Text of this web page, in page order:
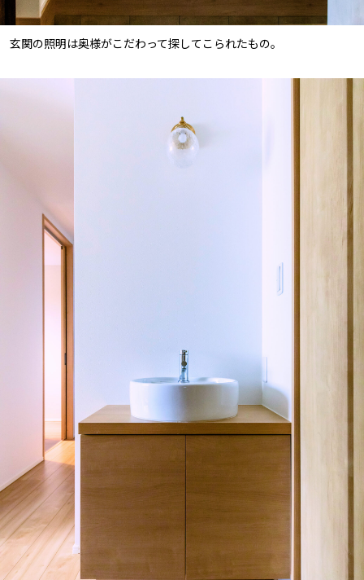
玄関の照明は奥様がこだわって探してこられたもの。